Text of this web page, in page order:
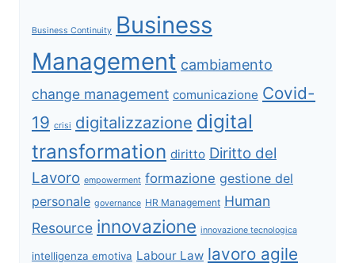
Business Continuity Business
Management cambiamento
change management comunicazione Covid-
19 crisi digitalizzazione digital
transformation diritto Diritto del
Lavoro empowerment formazione gestione del
personale governance HR Management Human
Resource innovazione innovazione tecnologica
intelligenza emotiva Labour Law lavoro agile